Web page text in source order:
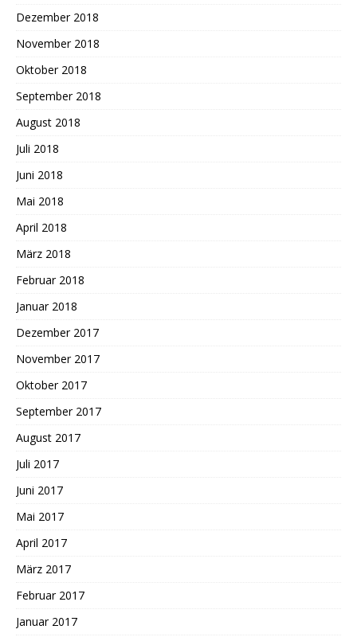
Dezember 2018
November 2018
Oktober 2018
September 2018
August 2018
Juli 2018
Juni 2018
Mai 2018
April 2018
März 2018
Februar 2018
Januar 2018
Dezember 2017
November 2017
Oktober 2017
September 2017
August 2017
Juli 2017
Juni 2017
Mai 2017
April 2017
März 2017
Februar 2017
Januar 2017